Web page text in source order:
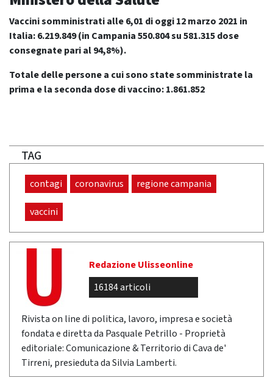
Vaccini somministrati alle 6,01 di oggi 12 marzo 2021 in
Italia: 6.219.849(in Campania 550.804 su 581.315 dose
consegnate pari al 94,8%).
Totale delle persone a cui sono state somministrate la
prima e la seconda dose di vaccino: 1.861.852
TAG
contagi coronavirus regione campania
vaccini
Redazione Ulisseonline
16184 articoli
Rivista on line di politica, lavoro, impresa e società
fondata e diretta da Pasquale Petrillo - Proprietà
editoriale: Comunicazione & Territorio di Cava de'
Tirreni, presieduta da Silvia Lamberti.